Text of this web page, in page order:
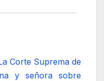
Corte Suprema de
y señora sobre